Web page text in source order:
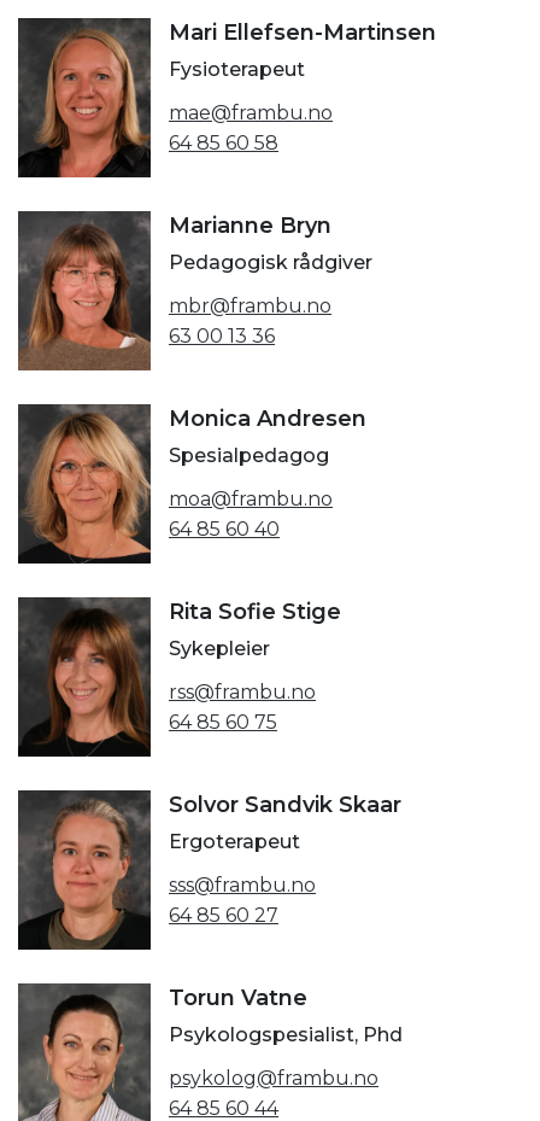
Mari Ellefsen-Martinsen
Fysioterapeut
mae@frambu.no
64 85 60 58
Marianne Bryn
Pedagogisk rådgiver
mbr@frambu.no
63 00 13 36
Monica Andresen
Spesialpedagog
moa@frambu.no
64 85 60 40
Rita Sofie Stige
Sykepleier
rss@frambu.no
64 85 60 75
Solvor Sandvik Skaar
Ergoterapeut
sss@frambu.no
64 85 60 27
Torun Vatne
Psykologspesialist, Phd
psykolog@frambu.no
64 85 60 44